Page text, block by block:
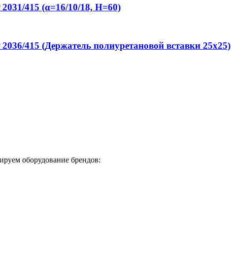
415 (α=16/10/18, H=60)
415 (Держатель полиуретановой вставки 25x25)
оборудование брендов: